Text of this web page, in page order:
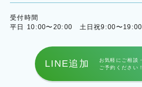
受付時間
平日 10:00〜20:00 土日祝9:00〜19:00
LINE追加
お気軽にご相談・
ご予約ください！